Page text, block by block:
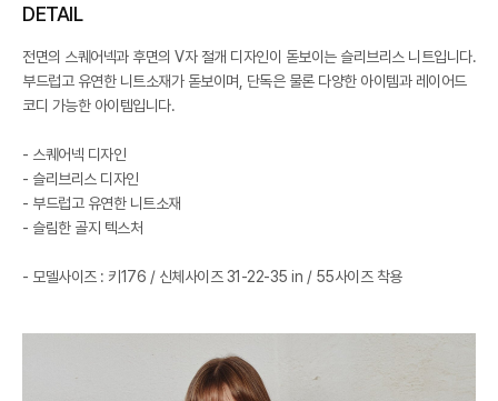
DETAIL
전면의 스퀘어넥과 후면의 V자 절개 디자인이 돋보이는 슬리브리스 니트입니다.
부드럽고 유연한 니트소재가 돋보이며, 단독은 물론 다양한 아이템과 레이어드
코디 가능한 아이템입니다.
- 스퀘어넥 디자인
- 슬리브리스 디자인
- 부드럽고 유연한 니트소재
- 슬림한 골지 텍스처
- 모델사이즈 : 키176 / 신체사이즈 31-22-35 in / 55사이즈 착용